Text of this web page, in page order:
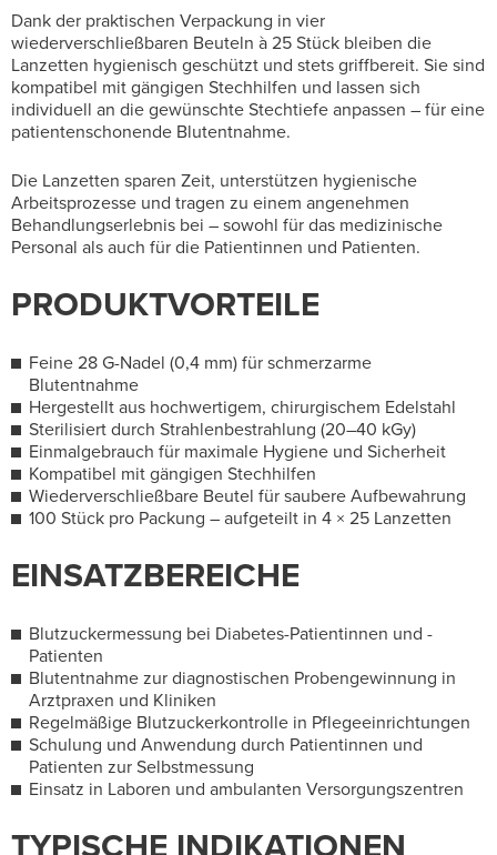
Dank der praktischen Verpackung in vier
wiederverschließbaren Beuteln à 25 Stück bleiben die
Lanzetten hygienisch geschützt und stets griffbereit. Sie sind
kompatibel mit gängigen Stechhilfen und lassen sich
individuell an die gewünschte Stechtiefe anpassen – für eine
patientenschonende Blutentnahme.
Die Lanzetten sparen Zeit, unterstützen hygienische
Arbeitsprozesse und tragen zu einem angenehmen
Behandlungserlebnis bei – sowohl für das medizinische
Personal als auch für die Patientinnen und Patienten.
PRODUKTVORTEILE
Feine 28 G-Nadel (0,4 mm) für schmerzarme
Blutentnahme
Hergestellt aus hochwertigem, chirurgischem Edelstahl
Sterilisiert durch Strahlenbestrahlung (20–40 kGy)
Einmalgebrauch für maximale Hygiene und Sicherheit
Kompatibel mit gängigen Stechhilfen
Wiederverschließbare Beutel für saubere Aufbewahrung
100 Stück pro Packung – aufgeteilt in 4 × 25 Lanzetten
EINSATZBEREICHE
Blutzuckermessung bei Diabetes-Patientinnen und -
Patienten
Blutentnahme zur diagnostischen Probengewinnung in
Arztpraxen und Kliniken
Regelmäßige Blutzuckerkontrolle in Pflegeeinrichtungen
Schulung und Anwendung durch Patientinnen und
Patienten zur Selbstmessung
Einsatz in Laboren und ambulanten Versorgungszentren
TYPISCHE INDIKATIONEN